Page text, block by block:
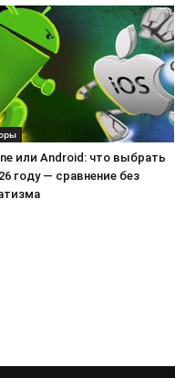
или Android: что выбрать
году — сравнение без